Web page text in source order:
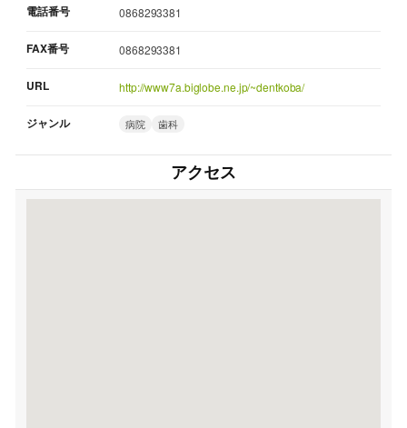
電話番号 0868293381
FAX番号 0868293381
URL http://www7a.biglobe.ne.jp/~dentkoba/
ジャンル 病院 歯科
アクセス